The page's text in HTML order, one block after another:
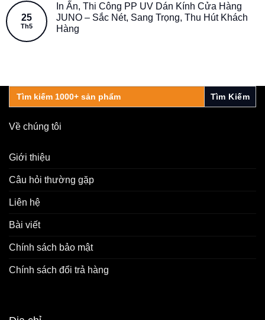
25
Th5
In Ấn, Thi Công PP UV Dán Kính Cửa Hàng
JUNO – Sắc Nét, Sang Trọng, Thu Hút Khách
Hàng
Search
for:
Về chúng tôi
Giới thiệu
Câu hỏi thường gặp
Liên hệ
Bài viết
Chính sách bảo mật
Chính sách đổi trả hàng